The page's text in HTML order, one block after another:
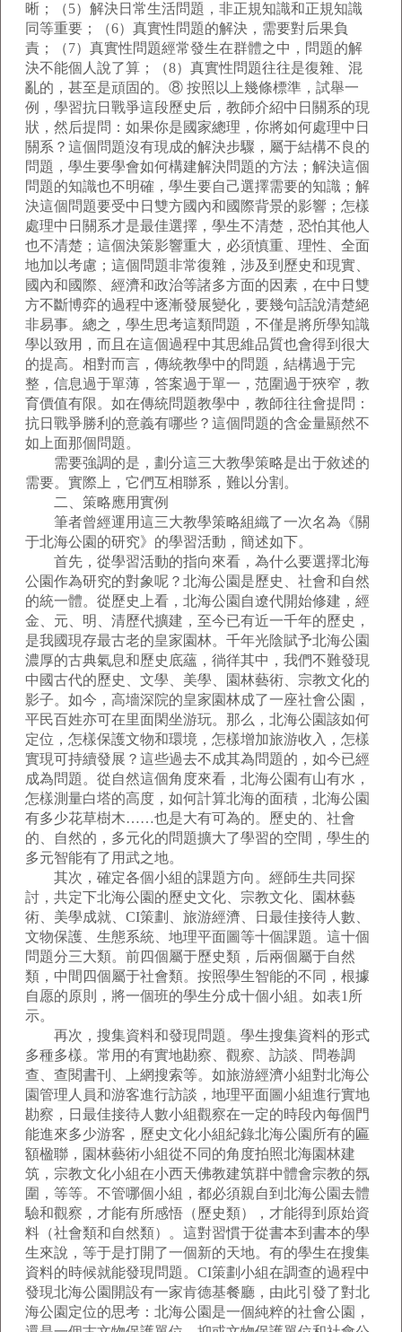
晰；（5）解決日常生活問題，非正規知識和正規知識
同等重要；（6）真實性問題的解決，需要對后果負
責；（7）真實性問題經常發生在群體之中，問題的解
決不能個人說了算；（8）真實性問題往往是復雜、混
亂的，甚至是頑固的。⑧ 按照以上幾條標準，試舉一
例，學習抗日戰爭這段歷史后，教師介紹中日關系的現
狀，然后提問：如果你是國家總理，你將如何處理中日
關系？這個問題沒有現成的解決步驟，屬于結構不良的
問題，學生要學會如何構建解決問題的方法；解決這個
問題的知識也不明確，學生要自己選擇需要的知識；解
決這個問題要受中日雙方國內和國際背景的影響；怎樣
處理中日關系才是最佳選擇，學生不清楚，恐怕其他人
也不清楚；這個決策影響重大，必須慎重、理性、全面
地加以考慮；這個問題非常復雜，涉及到歷史和現實、
國內和國際、經濟和政治等諸多方面的因素，在中日雙
方不斷博弈的過程中逐漸發展變化，要幾句話說清楚絕
非易事。總之，學生思考這類問題，不僅是將所學知識
學以致用，而且在這個過程中其思維品質也會得到很大
的提高。相對而言，傳統教學中的問題，結構過于完
整，信息過于單薄，答案過于單一，范圍過于狹窄，教
育價值有限。如在傳統問題教學中，教師往往會提問：
抗日戰爭勝利的意義有哪些？這個問題的含金量顯然不
如上面那個問題。
需要強調的是，劃分這三大教學策略是出于敘述的
需要。實際上，它們互相聯系，難以分割。
二、策略應用實例
筆者曾經運用這三大教學策略組織了一次名為《關
于北海公園的研究》的學習活動，簡述如下。
首先，從學習活動的指向來看，為什么要選擇北海
公園作為研究的對象呢？北海公園是歷史、社會和自然
的統一體。從歷史上看，北海公園自遼代開始修建，經
金、元、明、清歷代擴建，至今已有近一千年的歷史，
是我國現存最古老的皇家園林。千年光陰賦予北海公園
濃厚的古典氣息和歷史底蘊，徜徉其中，我們不難發現
中國古代的歷史、文學、美學、園林藝術、宗教文化的
影子。如今，高墻深院的皇家園林成了一座社會公園，
平民百姓亦可在里面閑坐游玩。那么，北海公園該如何
定位，怎樣保護文物和環境，怎樣增加旅游收入，怎樣
實現可持續發展？這些過去不成其為問題的，如今已經
成為問題。從自然這個角度來看，北海公園有山有水，
怎樣測量白塔的高度，如何計算北海的面積，北海公園
有多少花草樹木……也是大有可為的。歷史的、社會
的、自然的，多元化的問題擴大了學習的空間，學生的
多元智能有了用武之地。
其次，確定各個小組的課題方向。經師生共同探
討，共定下北海公園的歷史文化、宗教文化、園林藝
術、美學成就、CI策劃、旅游經濟、日最佳接待人數、
文物保護、生態系統、地理平面圖等十個課題。這十個
問題分三大類。前四個屬于歷史類，后兩個屬于自然
類，中間四個屬于社會類。按照學生智能的不同，根據
自愿的原則，將一個班的學生分成十個小組。如表1所
示。
再次，搜集資料和發現問題。學生搜集資料的形式
多種多樣。常用的有實地勘察、觀察、訪談、問卷調
查、查閱書刊、上網搜索等。如旅游經濟小組對北海公
園管理人員和游客進行訪談，地理平面圖小組進行實地
勘察，日最佳接待人數小組觀察在一定的時段內每個門
能進來多少游客，歷史文化小組紀錄北海公園所有的匾
額楹聯，園林藝術小組從不同的角度拍照北海園林建
筑，宗教文化小組在小西天佛教建筑群中體會宗教的氛
圍，等等。不管哪個小組，都必須親自到北海公園去體
驗和觀察，才能有所感悟（歷史類），才能得到原始資
料（社會類和自然類）。這對習慣于從書本到書本的學
生來說，等于是打開了一個新的天地。有的學生在搜集
資料的時候就能發現問題。CI策劃小組在調查的過程中
發現北海公園開設有一家肯德基餐廳，由此引發了對北
海公園定位的思考：北海公園是一個純粹的社會公園，